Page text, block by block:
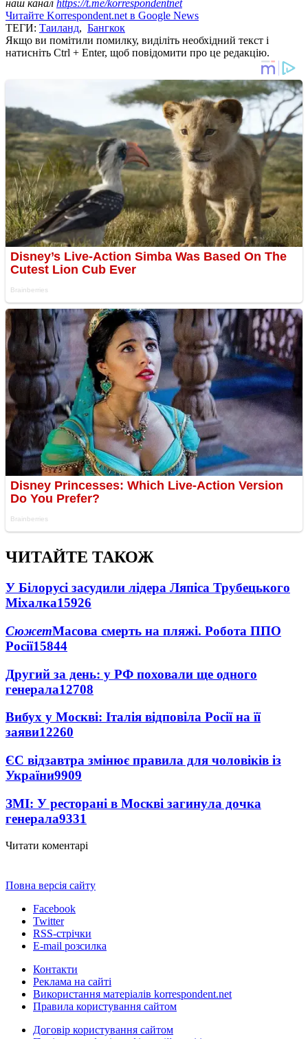
наш канал https://t.me/korrespondentnet
Читайте Korrespondent.net в Google News
ТЕГИ: Таиланд, Бангкок
Якщо ви помітили помилку, виділіть необхідний текст і
натисніть Ctrl + Enter, щоб повідомити про це редакцію.
ЧИТАЙТЕ ТАКОЖ
У Білорусі засудили лідера Ляпіса Трубецького
Міхалка15926
СюжетМасова смерть на пляжі. Робота ППО
Росії15844
Другий за день: у РФ поховали ще одного
генерала12708
Вибух у Москві: Італія відповіла Росії на її
заяви12260
ЄС відзавтра змінює правила для чоловіків із
України9909
ЗМІ: У ресторані в Москві загинула дочка
генерала9331
Читати коментарі
Повна версія сайту
Facebook
Twitter
RSS-стрічки
E-mail розсилка
Контакти
Реклама на сайті
Використання матеріалів korrespondent.net
Правила користування сайтом
Договір користування сайтом